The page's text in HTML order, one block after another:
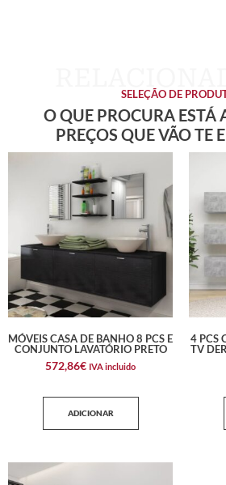
SELEÇÃO DE
O QUE PROCURA ESTÁ
PREÇOS QUE VÃO TE
MÓVEIS CASA DE BANHO 8 PCS E
CONJUNTO LAVATÓRIO PRETO
572,86€ IVA incluido
ADICIONAR
4 PCS
TV